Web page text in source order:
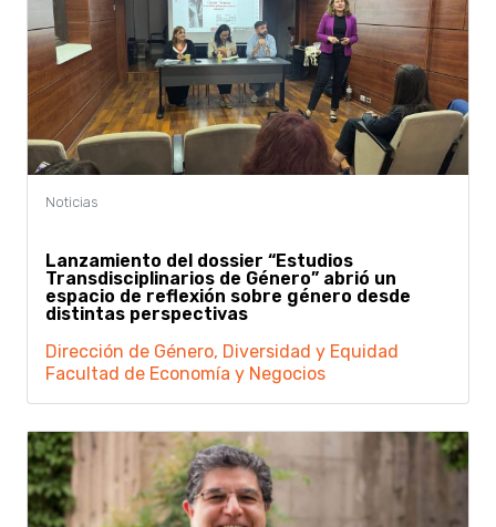
Lanzamiento del dossier “Estudios
Transdisciplinarios de Género” abrió un
espacio de reflexión sobre género desde
distintas perspectivas
Dirección de Género, Diversidad y Equidad
Facultad de Economía y Negocios